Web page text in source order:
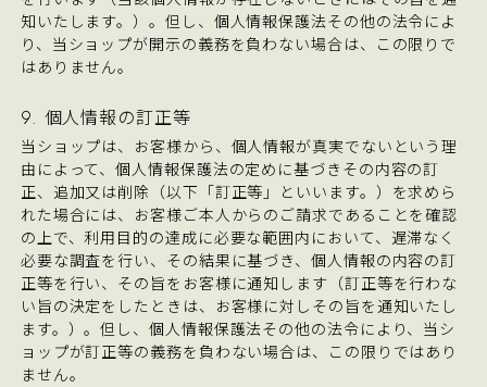
知いたします。）。但し、個人情報保護法その他の法令によ
り、当ショップが開示の義務を負わない場合は、この限りで
はありません。
9. 個人情報の訂正等
当ショップは、お客様から、個人情報が真実でないという理
由によって、個人情報保護法の定めに基づきその内容の訂
正、追加又は削除（以下「訂正等」といいます。）を求めら
れた場合には、お客様ご本人からのご請求であることを確認
の上で、利用目的の達成に必要な範囲内において、遅滞なく
必要な調査を行い、その結果に基づき、個人情報の内容の訂
正等を行い、その旨をお客様に通知します（訂正等を行わな
い旨の決定をしたときは、お客様に対しその旨を通知いたし
ます。）。但し、個人情報保護法その他の法令により、当シ
ョップが訂正等の義務を負わない場合は、この限りではあり
ません。